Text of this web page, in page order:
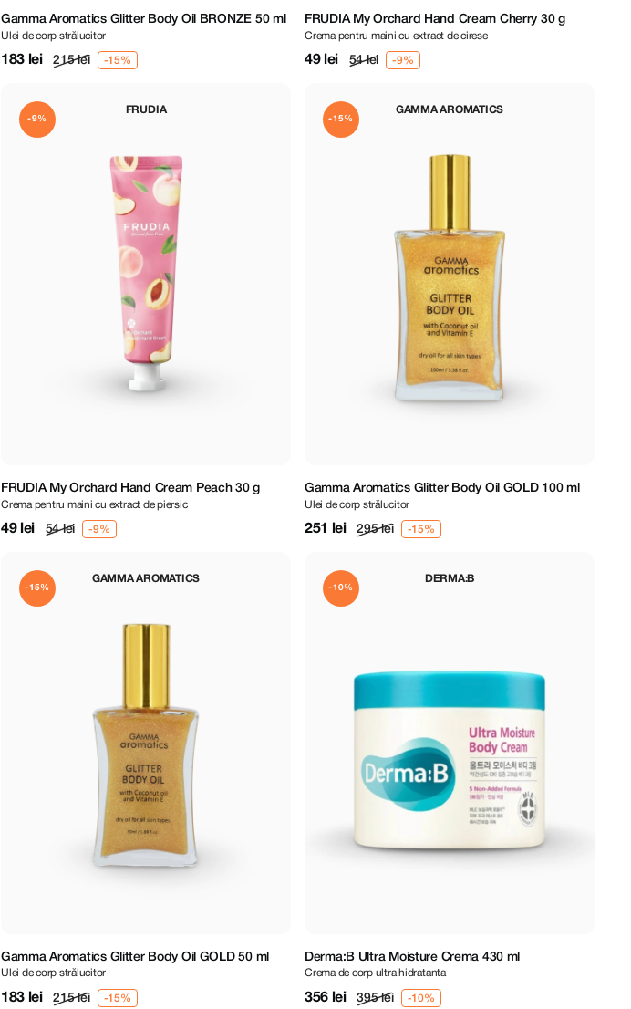
Gamma Aromatics Glitter Body Oil BRONZE 50 ml
Ulei de corp strălucitor
183 lei 215 lei
FRUDIA My Orchard Hand Cream Cherry 30 g
Crema pentru maini cu extract de cirese
49 lei 54 lei
FRUDIA
-9%
FRUDIA My Orchard Hand Cream Peach 30 g
Crema pentru maini cu extract de piersic
49 lei 54 lei
GAMMA AROMATICS
-15%
Gamma Aromatics Glitter Body Oil GOLD 100 ml
Ulei de corp strălucitor
251 lei 295 lei
GAMMA AROMATICS
-15%
Gamma Aromatics Glitter Body Oil GOLD 50 ml
Ulei de corp strălucitor
183 lei 215 lei
DERMA:B
-10%
Derma:B Ultra Moisture Crema 430 ml
Crema de corp ultra hidratanta
356 lei 395 lei